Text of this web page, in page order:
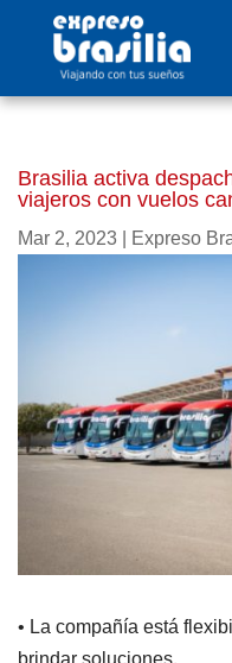
Brasilia activa
viajeros con vuelos
Mar 2, 2023 Expreso
• La compañía está
brindar soluciones.